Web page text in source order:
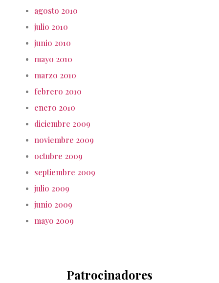
agosto 2010
julio 2010
junio 2010
mayo 2010
marzo 2010
febrero 2010
enero 2010
diciembre 2009
noviembre 2009
octubre 2009
septiembre 2009
julio 2009
junio 2009
mayo 2009
Patrocinadores